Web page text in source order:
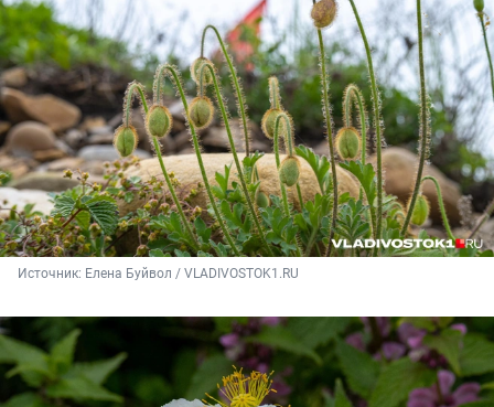
Источник: Елена Буйвол / VLADIVOSTOK1.RU